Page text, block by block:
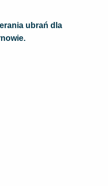
ubrań dla